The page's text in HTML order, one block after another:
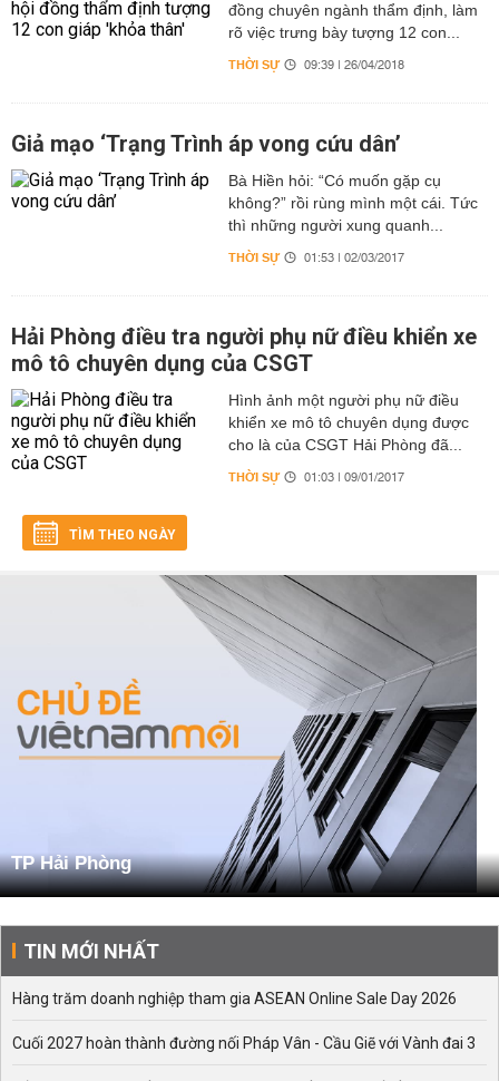
đồng chuyên ngành thẩm định, làm
rõ việc trưng bày tượng 12 con...
THỜI SỰ 09:39 | 26/04/2018
Giả mạo ‘Trạng Trình áp vong cứu dân’
Bà Hiền hỏi: “Có muốn gặp cụ
không?” rồi rùng mình một cái. Tức
thì những người xung quanh...
THỜI SỰ 01:53 | 02/03/2017
Hải Phòng điều tra người phụ nữ điều khiển xe
mô tô chuyên dụng của CSGT
Hình ảnh một người phụ nữ điều
khiển xe mô tô chuyên dụng được
cho là của CSGT Hải Phòng đã...
THỜI SỰ 01:03 | 09/01/2017
TÌM THEO NGÀY
TP Hải Phòng
TIN MỚI NHẤT
Hàng trăm doanh nghiệp tham gia ASEAN Online Sale Day 2026
Cuối 2027 hoàn thành đường nối Pháp Vân - Cầu Giẽ với Vành đai 3